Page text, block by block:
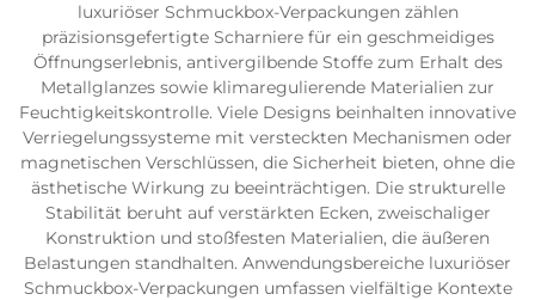
luxuriöser Schmuckbox-Verpackungen zählen
präzisionsgefertigte Scharniere für ein geschmeidiges
Öffnungserlebnis, antivergilbende Stoffe zum Erhalt des
Metallglanzes sowie klimaregulierende Materialien zur
Feuchtigkeitskontrolle. Viele Designs beinhalten innovative
Verriegelungssysteme mit versteckten Mechanismen oder
magnetischen Verschlüssen, die Sicherheit bieten, ohne die
ästhetische Wirkung zu beeinträchtigen. Die strukturelle
Stabilität beruht auf verstärkten Ecken, zweischaliger
Konstruktion und stoßfesten Materialien, die äußeren
Belastungen standhalten. Anwendungsbereiche luxuriöser
Schmuckbox-Verpackungen umfassen vielfältige Kontexte